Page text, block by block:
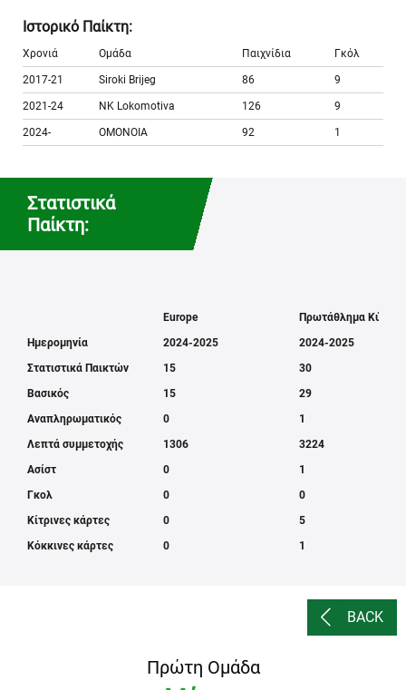
Ιστορικό Παίκτη:
Χρονιά Ομάδα Παιχνίδια Γκόλ
2017-21 Siroki Brijeg 86 9
2021-24 NK Lokomotiva 126 9
2024- ΟΜΟΝΟΙΑ 92 1
Στατιστικά
Παίκτη:
Ημερομηνία
Στατιστικά Παικτών
Βασικός
Αναπληρωματικός
Λεπτά συμμετοχής
Ασίστ
Γκολ
Κίτρινες κάρτες
Κόκκινες κάρτες
Europe
2024-2025
15
15
0
1306
0
0
0
0
Πρωτάθλημα
2024-2025
30
29
1
3224
1
0
5
1
BACK
Πρώτη Ομάδα